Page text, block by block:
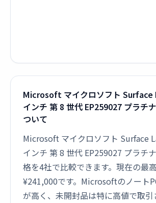
Microsoft マイクロソフト
インチ 第 8 世代 EP259027 プラチ
ついて
Microsoft マイクロソフト Surface
インチ 第 8 世代 EP259027 プラチ
格を4社で比較できます。現在の最
¥241,000です。Microsoftのノート
が高く、未開封品は特に高値で取引